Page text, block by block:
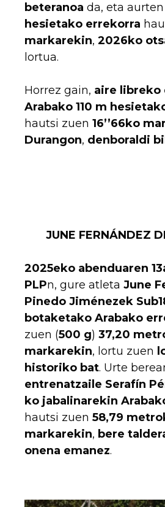
beteranoa da, eta aurten
hesietako errekorra
markarekin, 2026ko
lortua.
Horrez gain, aire libreko
Arabako 110 m
hautsi zuen 16’’66ko
Durangon, denboraldi
JUNE FERNÁNDEZ
2025eko abenduaren
PLPn, gure atleta June
Pinedo Jiménezek
botaketako Arabako
zuen (500 g) 37,20
markarekin, lortu zuen
historiko bat. Urte
entrenatzaile Serafín
ko jabalinarekin
hautsi zuen 58,79
markarekin, bere
onena emanez.